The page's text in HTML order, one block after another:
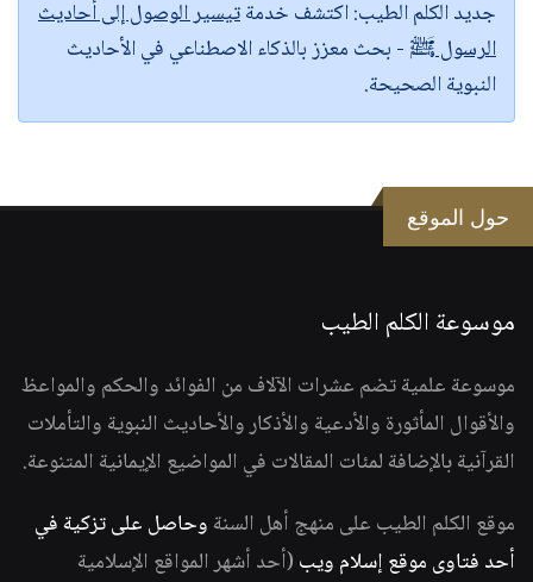
جديد الكلم الطيب:اكتشف خدمةتيسير الوصول إلى أحاديث
الرسول ﷺ - بحث معزز بالذكاء الاصطناعي في الأحاديث
النبوية الصحيحة.
حول الموقع
موسوعة الكلم الطيب
موسوعة علمية تضم عشرات الآلاف من الفوائد والحكم والمواعظ
والأقوال المأثورة والأدعية والأذكار والأحاديث النبوية والتأملات
القرآنية بالإضافة لمئات المقالات في المواضيع الإيمانية المتنوعة.
موقع الكلم الطيب على منهج أهل السنة وحاصل على تزكية في
أحد فتاوى موقع إسلام ويب (أحد أشهر المواقع الإسلامية